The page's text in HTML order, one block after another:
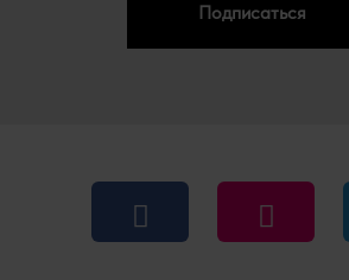
Подписаться